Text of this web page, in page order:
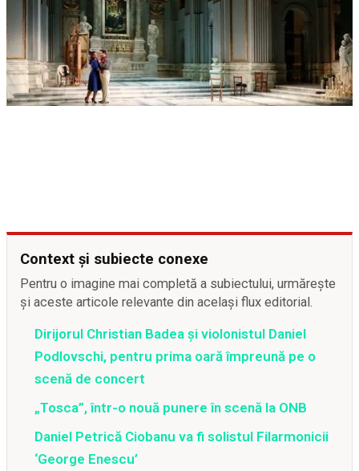
Context și subiecte conexe
Pentru o imagine mai completă a subiectului, urmărește
și aceste articole relevante din același flux editorial.
Dirijorul Christian Badea și violonistul Daniel
Podlovschi, pentru prima oară împreună pe o
scenă de concert
„Tosca”, într-o nouă punere în scenă la ONB
Daniel Petrică Ciobanu va fi solistul Filarmonicii
‘George Enescu’